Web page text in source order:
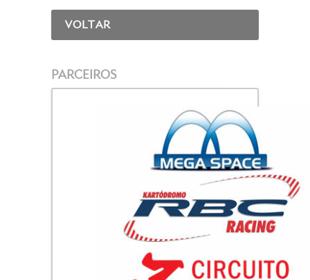
VOLTAR
PARCEIROS